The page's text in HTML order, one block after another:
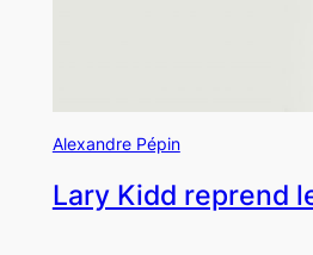
Alexandre Pépin
Lary Kidd reprend